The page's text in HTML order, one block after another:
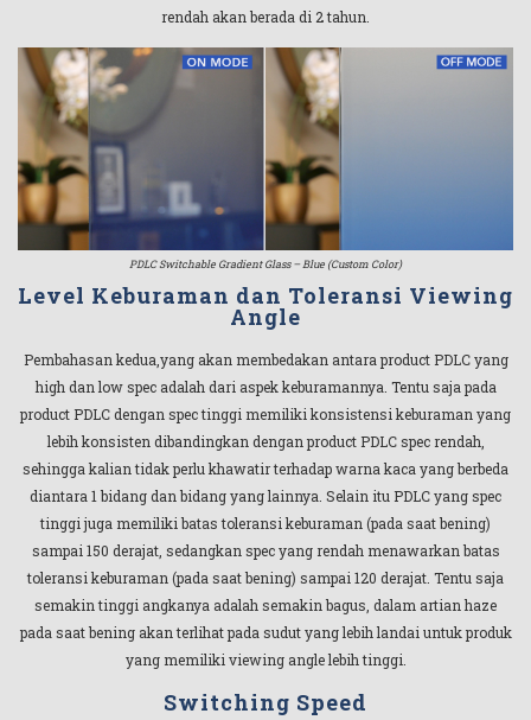
rendah akan berada di 2 tahun.
PDLC Switchable Gradient Glass – Blue (Custom Color)
Level Keburaman dan Toleransi Viewing
Angle
Pembahasan kedua,yang akan membedakan antara product PDLC yang
high dan low spec adalah dari aspek keburamannya. Tentu saja pada
product PDLC dengan spec tinggi memiliki konsistensi keburaman yang
lebih konsisten dibandingkan dengan product PDLC spec rendah,
sehingga kalian tidak perlu khawatir terhadap warna kaca yang berbeda
diantara 1 bidang dan bidang yang lainnya. Selain itu PDLC yang spec
tinggi juga memiliki batas toleransi keburaman (pada saat bening)
sampai 150 derajat, sedangkan spec yang rendah menawarkan batas
toleransi keburaman (pada saat bening) sampai 120 derajat. Tentu saja
semakin tinggi angkanya adalah semakin bagus, dalam artian haze
pada saat bening akan terlihat pada sudut yang lebih landai untuk produk
yang memiliki viewing angle lebih tinggi.
Switching Speed